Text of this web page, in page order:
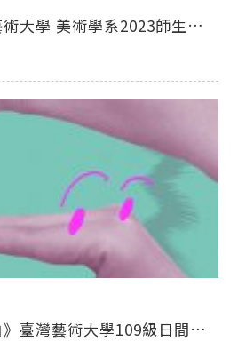
【展覽】國立臺灣藝術大學 美術學系2023師生美展
【展覽】《靈魂對白》臺灣藝術大學109級日間部美術學系學士班班展